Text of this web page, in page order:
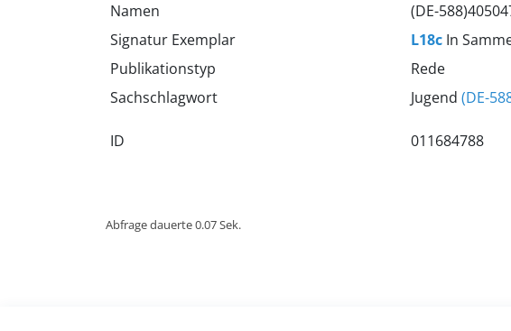
Namen
(DE-
Signatur Exemplar
L18c In
Publikationstyp
Rede
Sachschlagwort
Jugend (DE-
ID 011684788
Abfrage dauerte 0.07 Sek.